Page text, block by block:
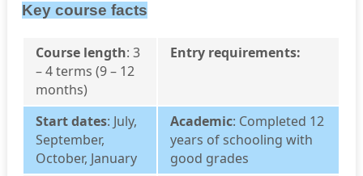
Key course facts
Course length: 3
– 4 terms (9 – 12
months)
Entry requirements:
Start dates: July,
September,
October, January
Academic: Completed 12
years of schooling with
good grades